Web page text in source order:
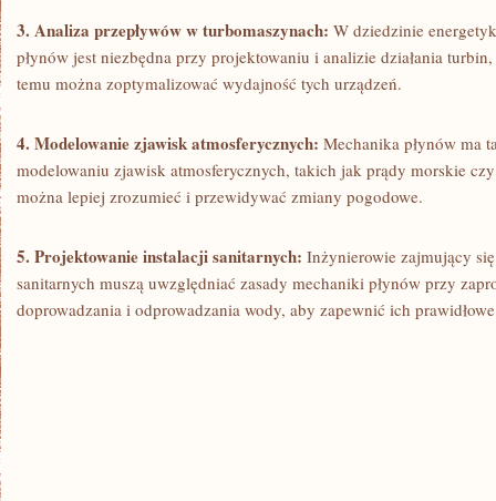
3. ​Analiza przepływów w turbomaszynach: W dziedzinie
‍płynów ⁢jest ​niezbędna​ przy projektowaniu i analizie działania
temu ⁣można zoptymalizować wydajność tych urządzeń.
4. Modelowanie zjawisk ⁣atmosferycznych: Mechanika płynów ma
modelowaniu zjawisk atmosferycznych, takich jak prądy morskie
można lepiej zrozumieć i przewidywać ​zmiany pogodowe.
5. Projektowanie instalacji sanitarnych: Inżynierowie ‍zajmujący
⁣sanitarnych muszą ⁣uwzględniać zasady mechaniki płynów przy
doprowadzania i odprowadzania ⁣wody, aby⁣ zapewnić ich